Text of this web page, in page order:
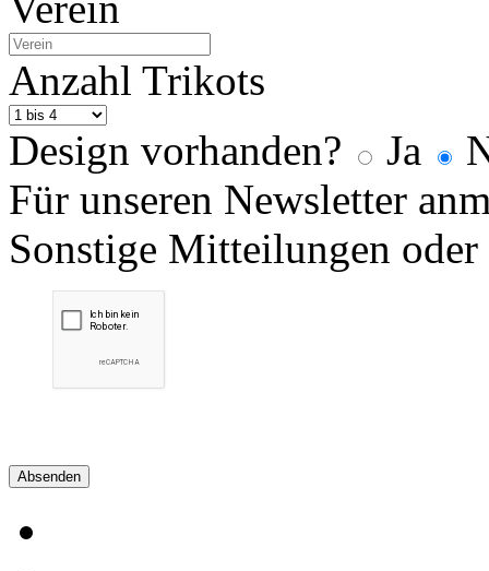
Anzahl Trikots
Design vorhanden?
Ja
Für unseren Newsletter
Sonstige Mitteilungen oder
Absenden